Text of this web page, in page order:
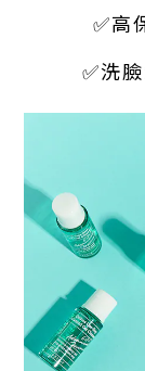
✅高
✅洗